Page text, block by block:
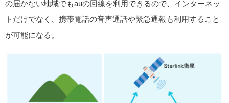
の届かない地域でもauの回線を利用できるので、インターネッ
トだけでなく、携帯電話の音声通話や緊急通報も利用すること
が可能になる。